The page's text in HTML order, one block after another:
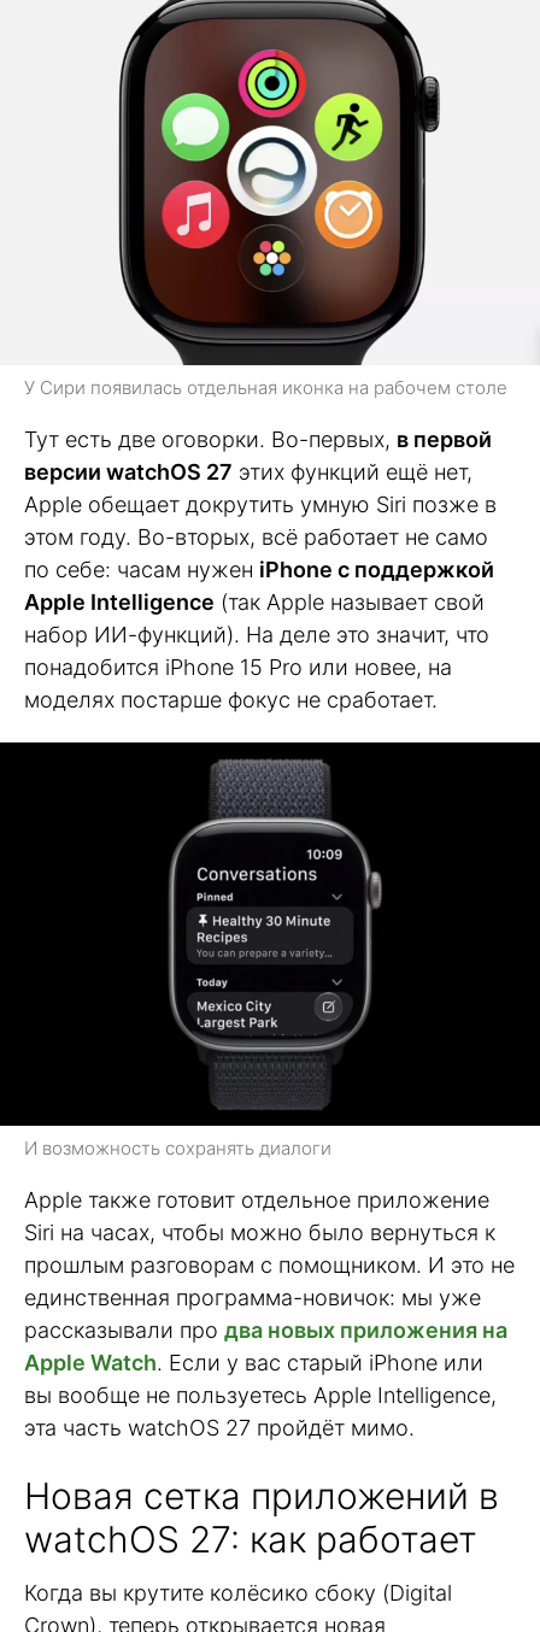
У Сири появилась отдельная иконка на рабочем столе
Тут есть две оговорки. Во-первых, в первой
версии watchOS 27 этих функций ещё нет,
Apple обещает докрутить умную Siri позже в
этом году. Во-вторых, всё работает не само
по себе: часам нужен iPhone с поддержкой
Apple Intelligence (так Apple называет свой
набор ИИ-функций). На деле это значит, что
понадобится iPhone 15 Pro или новее, на
моделях постарше фокус не сработает.
И возможность сохранять диалоги
Apple также готовит отдельное приложение
Siri на часах, чтобы можно было вернуться к
прошлым разговорам с помощником. И это не
единственная программа-новичок: мы уже
рассказывали про два новых приложения на
Apple Watch. Если у вас старый iPhone или
вы вообще не пользуетесь Apple Intelligence,
эта часть watchOS 27 пройдёт мимо.
Новая сетка приложений в
watchOS 27: как работает
Когда вы крутите колёсико сбоку (Digital
Crown), теперь открывается новая